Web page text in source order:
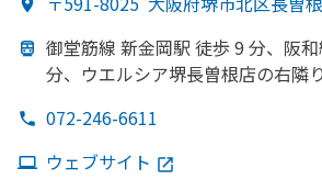
御堂筋線 新金岡駅 徒歩 9 分、 阪
分、 ウエルシア堺長曽根店の右隣
072-246-6611
ウェブサイト